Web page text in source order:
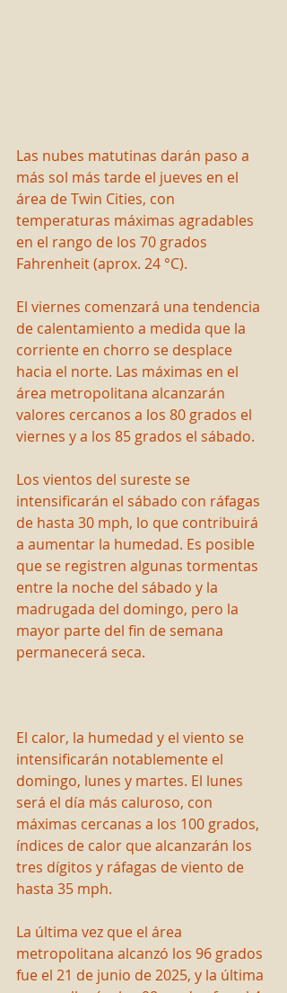
Las nubes matutinas darán paso a
más sol más tarde el jueves en el
área de Twin Cities, con
temperaturas máximas agradables
en el rango de los 70 grados
Fahrenheit (aprox. 24 °C).
El viernes comenzará una tendencia
de calentamiento a medida que la
corriente en chorro se desplace
hacia el norte. Las máximas en el
área metropolitana alcanzarán
valores cercanos a los 80 grados el
viernes y a los 85 grados el sábado.
Los vientos del sureste se
intensificarán el sábado con ráfagas
de hasta 30 mph, lo que contribuirá
a aumentar la humedad. Es posible
que se registren algunas tormentas
entre la noche del sábado y la
madrugada del domingo, pero la
mayor parte del fin de semana
permanecerá seca.
El calor, la humedad y el viento se
intensificarán notablemente el
domingo, lunes y martes. El lunes
será el día más caluroso, con
máximas cercanas a los 100 grados,
índices de calor que alcanzarán los
tres dígitos y ráfagas de viento de
hasta 35 mph.
La última vez que el área
metropolitana alcanzó los 96 grados
fue el 21 de junio de 2025, y la última